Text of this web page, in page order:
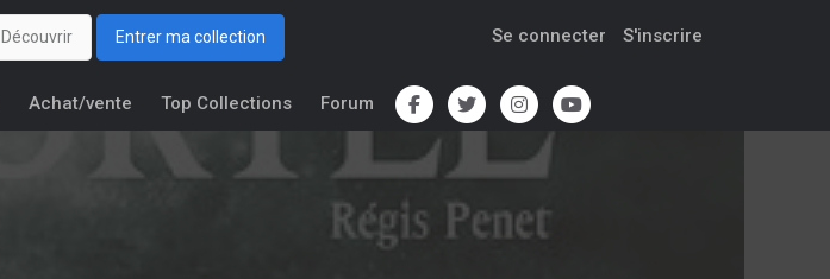
Découvrir Entrer ma collection Se connecter S'inscrire
Achat/vente Top Collections Forum